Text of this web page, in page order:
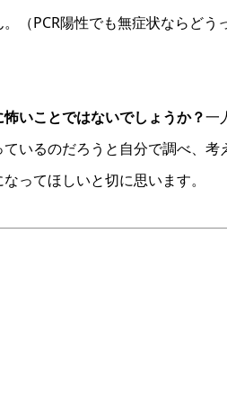
（PCR陽性でも無症状ならどう
いことではないでしょうか？一
いるのだろうと自分で調べ、考
ってほしいと切に思います。